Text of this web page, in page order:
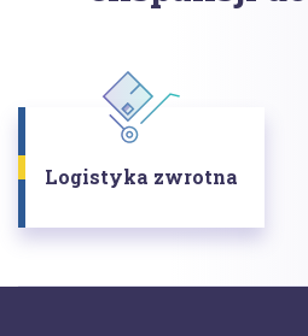
Logistyka zwrotna